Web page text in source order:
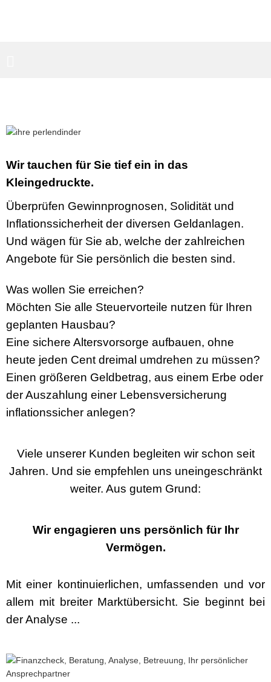
Wir tauchen für Sie tief ein in das
Kleingedruckte.
Überprüfen Gewinnprognosen, Solidität und
Inflationssicherheit der diversen Geldanlagen.
Und wägen für Sie ab, welche der zahlreichen
Angebote für Sie persönlich die besten sind.
Was wollen Sie erreichen?
Möchten Sie alle Steuervorteile nutzen für Ihren
geplanten Hausbau?
Eine sichere Altersvorsorge aufbauen, ohne
heute jeden Cent dreimal umdrehen zu müssen?
Einen größeren Geldbetrag, aus einem Erbe oder
der Auszahlung einer Lebensversicherung
inflationssicher anlegen?
Viele unserer Kunden begleiten wir schon seit
Jahren. Und sie empfehlen uns uneingeschränkt
weiter. Aus gutem Grund:
Wir engagieren uns persönlich für Ihr
Vermögen.
Mit einer kontinuierlichen, umfassenden und vor
allem mit breiter Marktübersicht. Sie beginnt bei
der Analyse ...